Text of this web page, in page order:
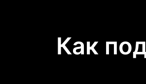
Как